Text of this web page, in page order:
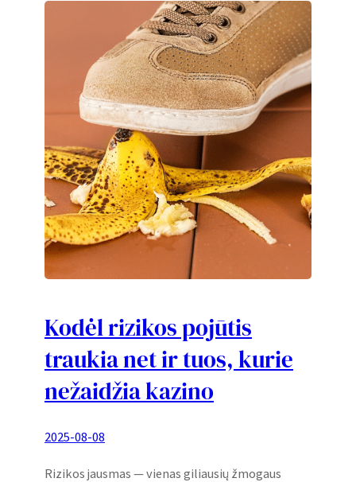
Kodėl rizikos pojūtis
traukia net ir tuos, kurie
nežaidžia kazino
2025-08-08
Rizikos jausmas — vienas giliausių žmogaus